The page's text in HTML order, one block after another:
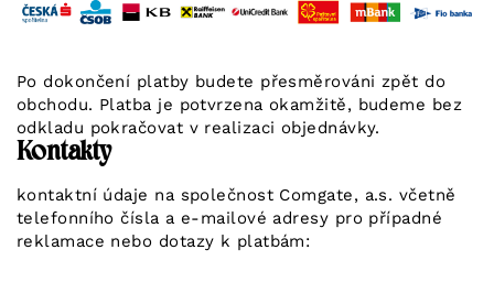
Po dokončení platby budete přesměrováni zpět do
obchodu. Platba je potvrzena okamžitě, budeme bez
odkladu pokračovat v realizaci objednávky.
Kontakty
kontaktní údaje na společnost Comgate, a.s. včetně
telefonního čísla a e-mailové adresy pro případné
reklamace nebo dotazy k platbám: